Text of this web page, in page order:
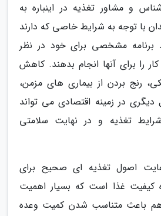
و مشاور تغذیه در اینباره به
با توجه به شرایط خاصی که دارند
برنامه مشخصی برای خود در نظر
را برای آنها انجام بدهند. کاهش
رنج بردن از بیماری های مزمن،
در زمینه اقتصادی می تواند
تغذیه و در نهایت سلامتی
رعایت اصول تغذیه ای صحیح برای
کیفیت غذا است که بسیار اهمیت
هم باعث متناسب شدن کمیت وعده